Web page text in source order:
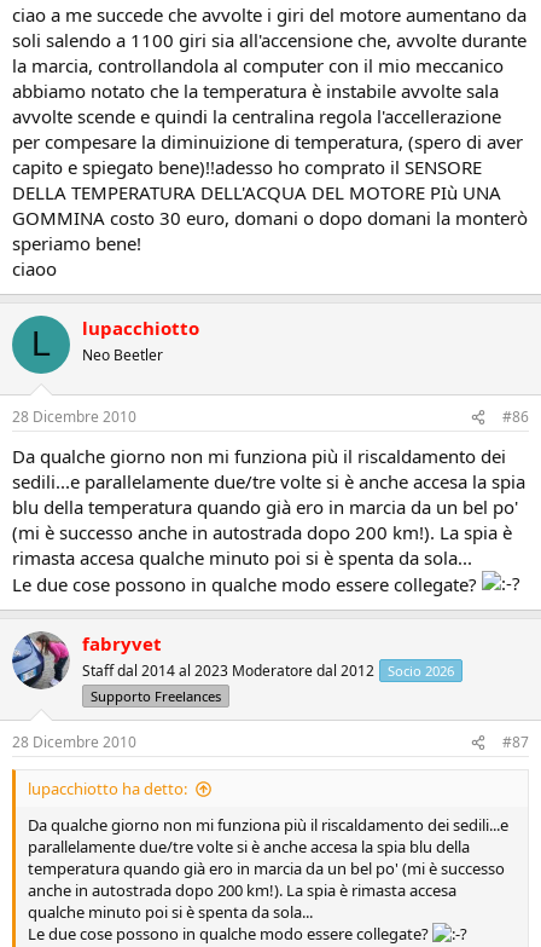
ciao a me succede che avvolte i giri del motore aumentano da
soli salendo a 1100 giri sia all'accensione che, avvolte durante
la marcia, controllandola al computer con il mio meccanico
abbiamo notato che la temperatura è instabile avvolte sala
avvolte scende e quindi la centralina regola l'accellerazione
per compesare la diminuizione di temperatura, (spero di aver
capito e spiegato bene)!!adesso ho comprato il SENSORE
DELLA TEMPERATURA DELL'ACQUA DEL MOTORE PIù UNA
GOMMINA costo 30 euro, domani o dopo domani la monterò
speriamo bene!
ciaoo
L lupacchiotto
Neo Beetler
28 Dicembre 2010 #86
Da qualche giorno non mi funziona più il riscaldamento dei
sedili...e parallelamente due/tre volte si è anche accesa la spia
blu della temperatura quando già ero in marcia da un bel po'
(mi è successo anche in autostrada dopo 200 km!). La spia è
rimasta accesa qualche minuto poi si è spenta da sola...
Le due cose possono in qualche modo essere collegate?
fabryvet
Staff dal 2014 al 2023 Moderatore dal 2012
Socio 2026
Supporto Freelances
28 Dicembre 2010 #87
lupacchiotto ha detto:
Da qualche giorno non mi funziona più il riscaldamento dei sedili...e
parallelamente due/tre volte si è anche accesa la spia blu della
temperatura quando già ero in marcia da un bel po' (mi è successo
anche in autostrada dopo 200 km!). La spia è rimasta accesa
qualche minuto poi si è spenta da sola...
Le due cose possono in qualche modo essere collegate?